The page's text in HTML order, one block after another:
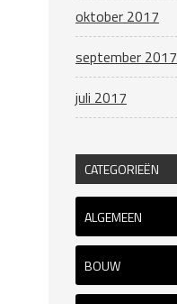
oktober 2017
september 2017
juli 2017
CATEGORIEËN
ALGEMEEN
BOUW